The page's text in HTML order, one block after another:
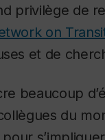
privilège de
on
et de
beaucoup
du